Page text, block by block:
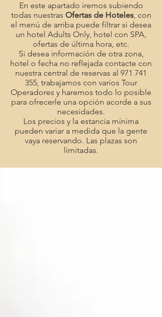
En este apartado iremos subiendo
todas nuestras Ofertas de Hoteles, con
el menú de arriba puede filtrar si desea
un hotel Adults Only, hotel con SPA,
ofertas de última hora, etc.
Si desea información de otra zona,
hotel o fecha no reflejada contacte con
nuestra central de reservas al 971 741
355, trabajamos con varios Tour
Operadores y haremos todo lo posible
para ofrecerle una opción acorde a sus
necesidades.
Los precios y la estancia mínima
pueden variar a medida que la gente
vaya reservando. Las plazas son
limitadas.